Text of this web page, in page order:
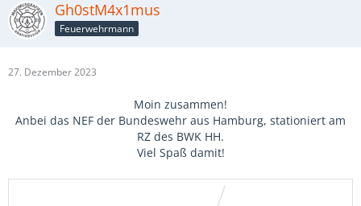
Gh0stM4x1mus
Feuerwehrmann
27. Dezember 2023
Moin zusammen!
Anbei das NEF der Bundeswehr aus Hamburg, stationiert am
RZ des BWK HH.
Viel Spaß damit!